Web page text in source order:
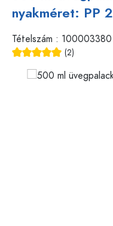
nyakméret: PP
Tételszám : 100003380
(2)